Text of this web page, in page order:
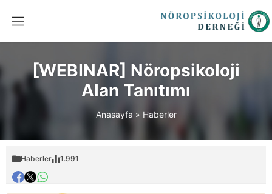
[WEBINAR] Nöropsikoloji
Alan Tanıtımı
Anasayfa » Haberler
Haberler 1.991